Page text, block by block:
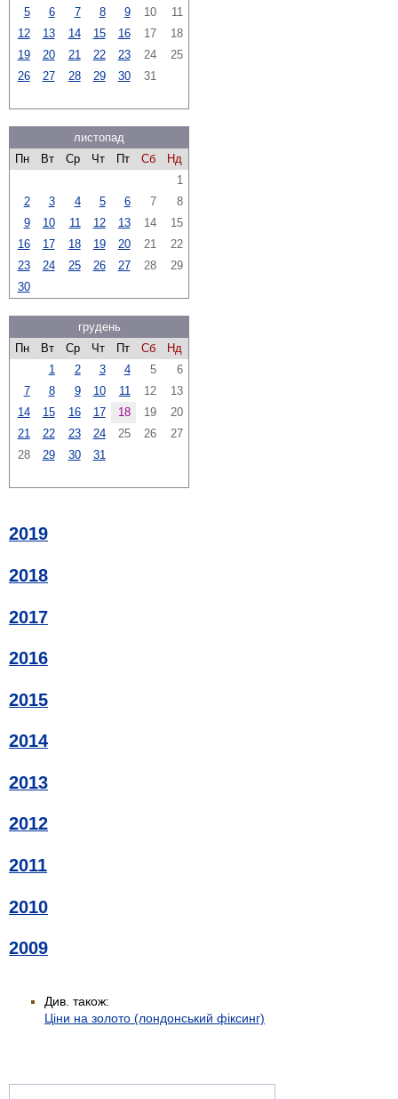
5 6 7 8 9 10
11
12
13 14 15 16 17
18
19
20 21 22 23 24
25
26
27 28 29 30 31
листопад
Пн
Вт Ср Чт Пт Сб
Нд
1
2
3 4 5 6 7
8
9
10 11 12 13 14
15
16
17 18 19 20 21
22
23
24 25 26 27 28
29
30
грудень
Пн
Вт Ср Чт Пт Сб
Нд
1
2 3 4 5
6
7
8 9 10 11 12
13
14
15 16 17 18 19
20
21
22 23 24 25 26
27
28
29 30 31
2019
2018
2017
2016
2015
2014
2013
2012
2011
2010
2009
Див. також:
Ціни на золото (лондонський фіксинг)